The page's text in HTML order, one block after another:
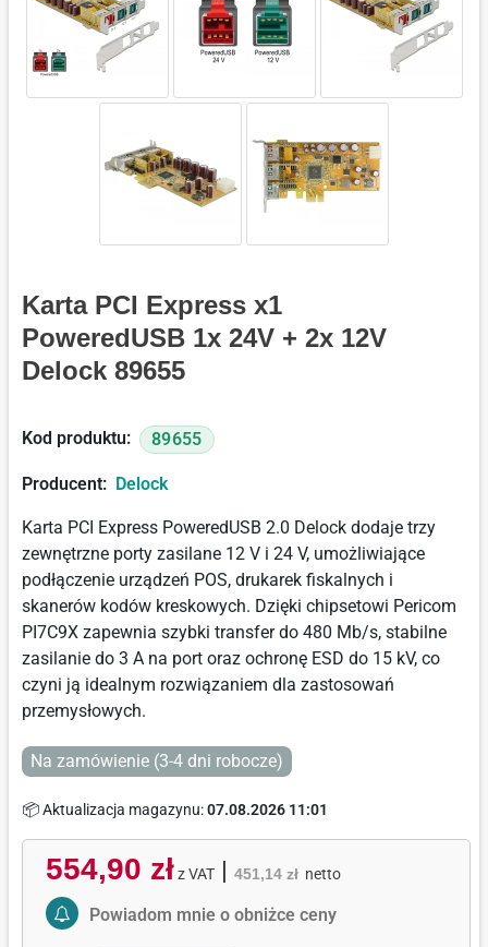
Karta PCI Express x1
PoweredUSB 1x 24V + 2x 12V
Delock 89655
Kod produktu: 89655
Producent: Delock
Karta PCI Express PoweredUSB 2.0 Delock dodaje trzy
zewnętrzne porty zasilane 12 V i 24 V, umożliwiające
podłączenie urządzeń POS, drukarek fiskalnych i
skanerów kodów kreskowych. Dzięki chipsetowi Pericom
PI7C9X zapewnia szybki transfer do 480 Mb/s, stabilne
zasilanie do 3 A na port oraz ochronę ESD do 15 kV, co
czyni ją idealnym rozwiązaniem dla zastosowań
przemysłowych.
Na zamówienie (3-4 dni robocze)
📦 Aktualizacja magazynu:07.08.2026 11:01
554,90 zł z VAT| 451,14 zł netto
Activate Price Alert
Powiadom mnie o obniżce ceny